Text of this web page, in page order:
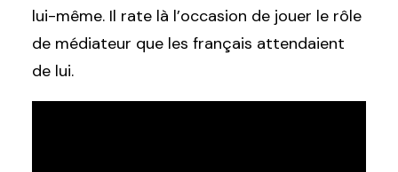
lui-même. Il rate là l’occasion de jouer le rôle
de médiateur que les français attendaient
de lui.